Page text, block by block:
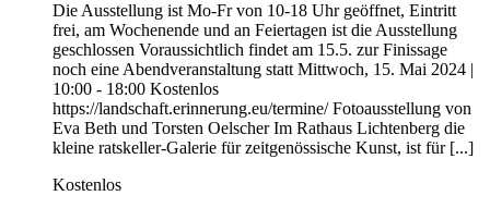
Die Ausstellung ist Mo-Fr von 10-18 Uhr geöffnet, Eintritt
frei, am Wochenende und an Feiertagen ist die Ausstellung
geschlossen Voraussichtlich findet am 15.5. zur Finissage
noch eine Abendveranstaltung statt Mittwoch, 15. Mai 2024 |
10:00 - 18:00 Kostenlos
https://landschaft.erinnerung.eu/termine/ Fotoausstellung von
Eva Beth und Torsten Oelscher Im Rathaus Lichtenberg die
kleine ratskeller-Galerie für zeitgenössische Kunst, ist für [...]
Kostenlos